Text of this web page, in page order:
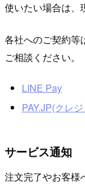
使いたい場合は、
各社へのご契約等
ご相談ください。
LINE Pay
PAY.JP(クレ
サービス通知
注文完了やお客様